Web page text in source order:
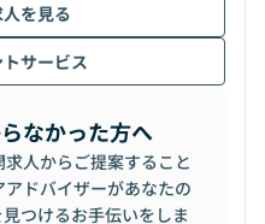
を見る
サービス
なかった方へ
人からご提案すること
ドバイザーがあなたの
つけるお手伝いをしま